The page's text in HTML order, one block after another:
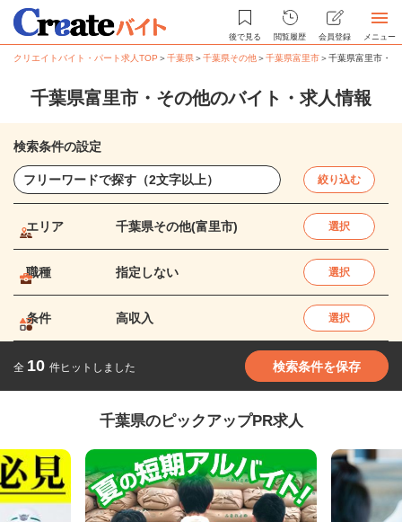
後で見る 閲覧履歴 会員登録 メニュー
クリエイトバイト・パート求人TOP ＞千葉県＞千葉県その他＞千葉県富里市＞千葉県富里市・
千葉県富里市・その他のバイト・求人情報
検索条件の設定
絞り込む
エリア 千葉県その他(富里市) 選択
職種 指定しない 選択
条件 高収入 選択
全 10 件ヒットしました 検索条件を保存
千葉県のピックアップPR求人